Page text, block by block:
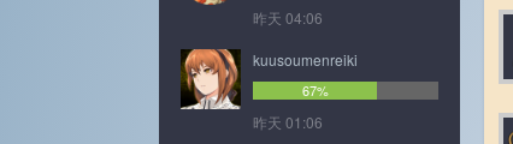
昨天 04:06
kuusoumenreiki
67%
昨天 01:06